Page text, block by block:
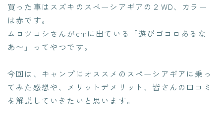
買った車はスズキのスペーシアギアの２WD、カラー
は赤です。
ムロツヨシさんがcmに出ている「遊びゴコロあるな
あ〜」ってやつです。
今回は、キャンプにオススメのスペーシアギアに乗っ
てみた感想や、メリットデメリット、皆さんの口コミ
を解説していきたいと思います。